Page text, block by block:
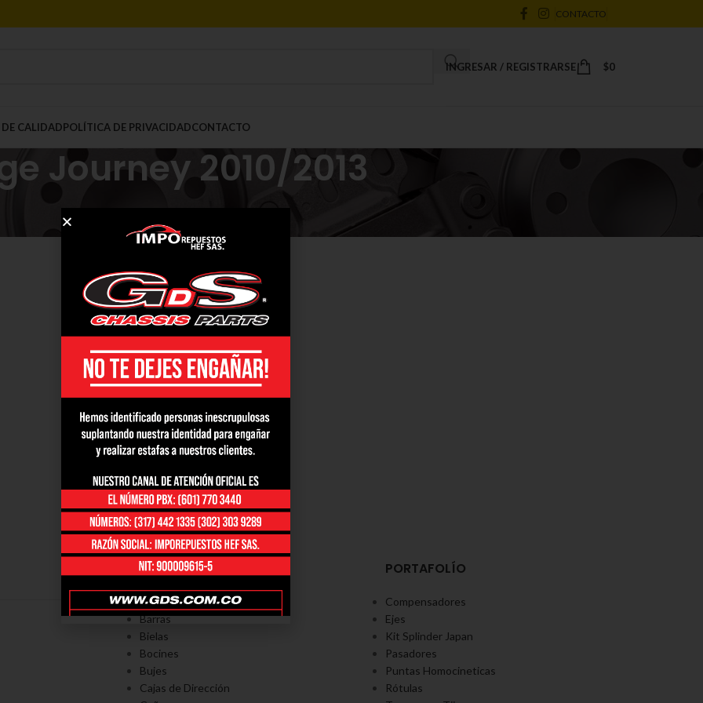
CONTACTO
INGRESAR / REGISTRARSE $0
CALIDADPOLÍTICA DE PRIVACIDADCONTACTO
Journey 2010/2013
PORTAFOLÍO
Axiales
Barras
Bielas
Bocines
Bujes
Cajas de Dirección
PORTAFOLÍO
Compensadores
Ejes
Kit Splinder Japan
Pasadores
Puntas Homocineticas
Rótulas